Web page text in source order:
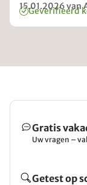
15.01.2026van
Geverifieerd
Gratis
Uw vragen –
Getest op